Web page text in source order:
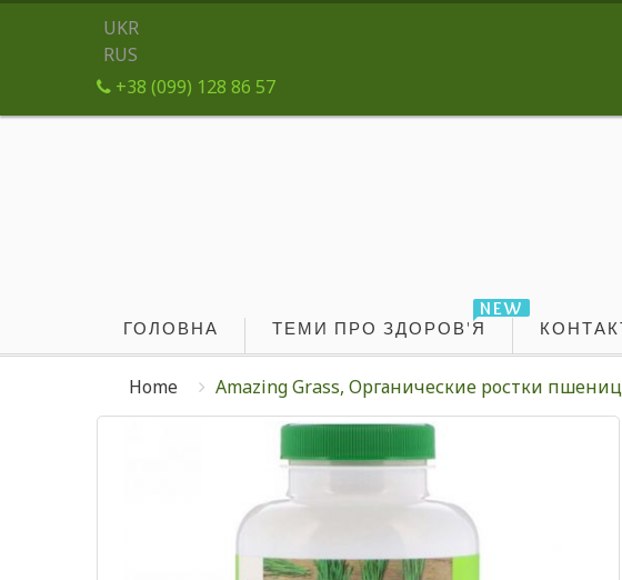
UKR
RUS
+38 (099) 128 86 57
ГОЛОВНА
NEW
ТЕМИ ПРО ЗДОРОВ'Я
Home Amazing Grass, Органические ростки